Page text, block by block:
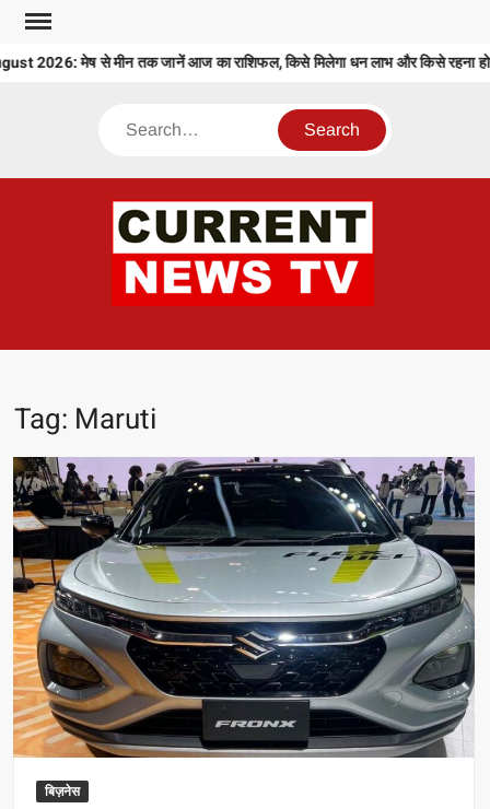
Skip
contentमेष से मीन तक जानें आज का राशिफल, किसे मिलेगा धन लाभ और किसे रहना होगा
Search
Tag: Maruti
बिज़नेस